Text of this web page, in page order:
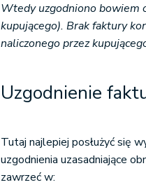
Wtedy uzgodniono bowiem
kupującego). Brak faktury
naliczonego przez
Uzgodnienie
Tutaj najlepiej posłużyć się
uzgodnienia uzasadniające
zawrzeć w: